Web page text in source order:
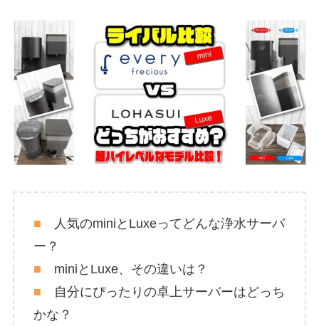
■ 人気のminiとLuxeってどんな浄水サーバ
ー？
■ miniとLuxe、その違いは？
■ 自分にぴったりの卓上サーバーはどっち
かな？